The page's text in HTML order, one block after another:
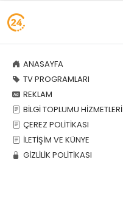
ANASAYFA
TV PROGRAMLARI
REKLAM
BİLGİ TOPLUMU HİZMETLERİ
ÇEREZ POLİTİKASI
İLETİŞİM VE KÜNYE
GİZLİLİK POLİTİKASI